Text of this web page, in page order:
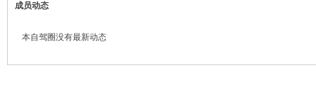
成员动态
本自驾圈没有最新动态